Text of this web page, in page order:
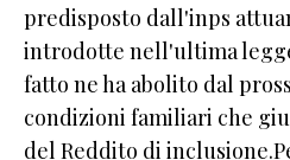
predisposto dall'inps
introdotte nell'ultima
fatto ne ha abolito dal
condizioni familiari che
del Reddito di
9
_
-